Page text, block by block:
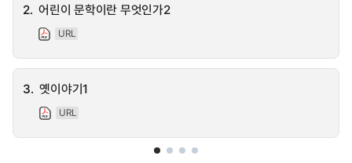
2. 어린이 문학이란 무엇인가2
URL
3. 옛이야기1
URL